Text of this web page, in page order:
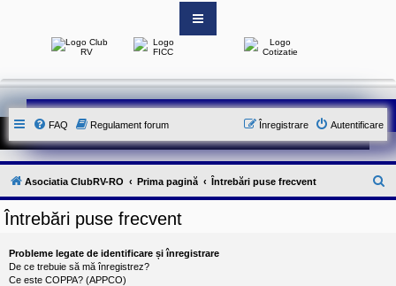
i
e
l
o
f
i
c
i
a
l
l
A
s
FAQ Regulament forum Autentificare
Înregistrare
Asociatia ClubRV-RO Prima pagină Întrebări puse frecvent
ă
Întrebări puse frecvent
Probleme legate de identificare și înregistrare
De ce trebuie să mă înregistrez?
Ce este COPPA? (APPCO)